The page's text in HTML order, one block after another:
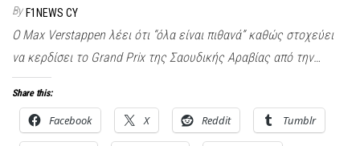
By F1NEWS CY
Ο Max Verstappen λέει ότι “όλα είναι πιθανά” καθώς στοχεύει
να κερδίσει το Grand Prix της Σαουδικής Αραβίας από την…
Share this:
Facebook X Reddit Tumblr